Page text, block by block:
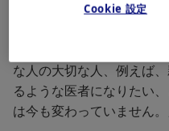
を志すことになった大村
あったそうですが、さま
な人の大切な人、例えば
るような医者になりたい
は今も変わっていません。
Cookie 設定